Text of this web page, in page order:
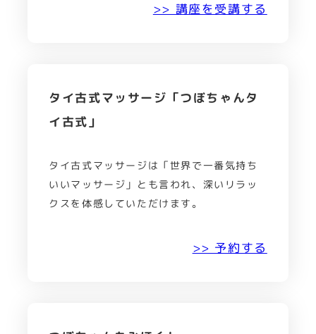
>> 講座を受講する
タイ古式マッサージ「つぼちゃんタ
イ古式」
タイ古式マッサージは「世界で一番気持ち
いいマッサージ」とも言われ、深いリラッ
クスを体感していただけます。
>> 予約する